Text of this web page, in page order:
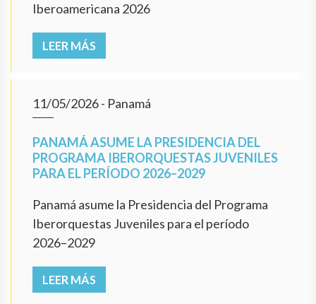
Iberoamericana 2026
LEER MÁS
11/05/2026- Panamá
PANAMÁ ASUME LA PRESIDENCIA DEL
PROGRAMA IBERORQUESTAS JUVENILES
PARA EL PERÍODO 2026–2029
Panamá asume la Presidencia del Programa
Iberorquestas Juveniles para el período
2026–2029
LEER MÁS